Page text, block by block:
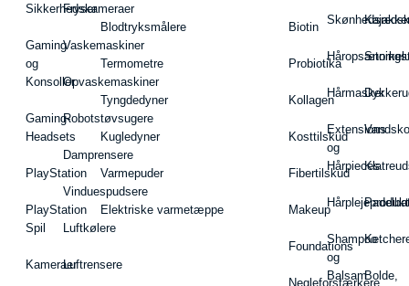
Sikkerhedskameraer
Gaming
og
Konsoller
Gaming-
Headsets
PlayStation
PlayStation
Spil
Kameraer
Fryser
Vaskemaskiner
Opvaskemaskiner
Robotstøvsugere
Damprensere
Vinduespudsere
Luftkølere
Luftrensere
Blodtryksmålere
Termometre
Tyngdedyner
Kugledyner
Varmepuder
Elektriske varmetæppe
Biotin
Probiotika
Kollagen
Kosttilskud
Fibertilskud
Makeup
Foundations
Negleforstærkere
Hårmasker
Extensions
og
Hårpieces
Shampoo
og
Balsam
Vandsko
Bolde,